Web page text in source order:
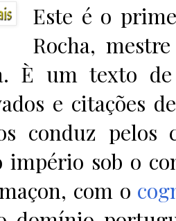
Este é o
Rocha,
È um texto
e citações
conduz pelos
sob o
com o